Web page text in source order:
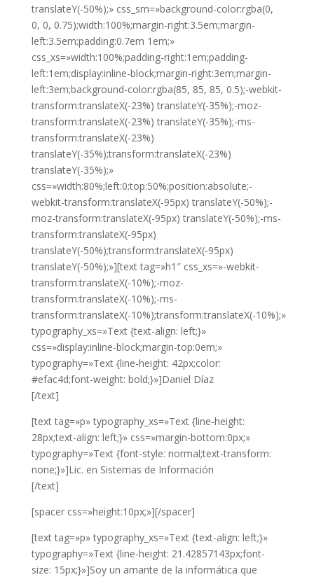
translateY(-50%);» css_sm=»background-color:rgba(0,
0, 0, 0.75);width:100%;margin-right:3.5em;margin-
left:3.5em;padding:0.7em 1em;»
css_xs=»width:100%;padding-right:1em;padding-
left:1em;display:inline-block;margin-right:3em;margin-
left:3em;background-color:rgba(85, 85, 85, 0.5);-webkit-
transform:translateX(-23%) translateY(-35%);-moz-
transform:translateX(-23%) translateY(-35%);-ms-
transform:translateX(-23%)
translateY(-35%);transform:translateX(-23%)
translateY(-35%);»
css=»width:80%;left:0;top:50%;position:absolute;-
webkit-transform:translateX(-95px) translateY(-50%);-
moz-transform:translateX(-95px) translateY(-50%);-ms-
transform:translateX(-95px)
translateY(-50%);transform:translateX(-95px)
translateY(-50%);»][text tag=»h1″ css_xs=»-webkit-
transform:translateX(-10%);-moz-
transform:translateX(-10%);-ms-
transform:translateX(-10%);transform:translateX(-10%);»
typography_xs=»Text {text-align: left;}»
css=»display:inline-block;margin-top:0em;»
typography=»Text {line-height: 42px;color:
#efac4d;font-weight: bold;}»]Daniel Díaz
[/text]
[text tag=»p» typography_xs=»Text {line-height:
28px;text-align: left;}» css=»margin-bottom:0px;»
typography=»Text {font-style: normal;text-transform:
none;}»]Lic. en Sistemas de Información
[/text]
[spacer css=»height:10px;»][/spacer]
[text tag=»p» typography_xs=»Text {text-align: left;}»
typography=»Text {line-height: 21.42857143px;font-
size: 15px;}»]Soy un amante de la informática que